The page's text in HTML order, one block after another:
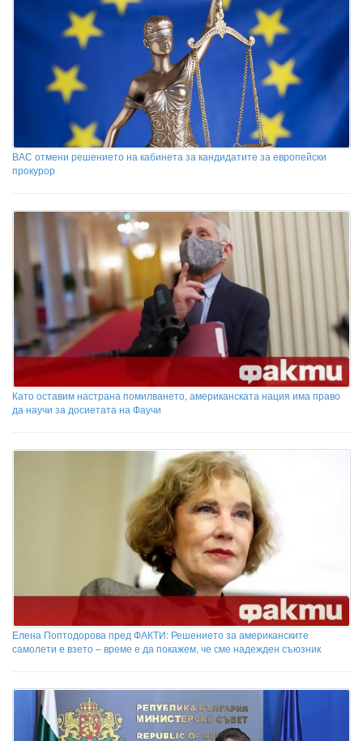
ВАС отмени решението на кабинета за кандидатите за европейски
прокурор
Като оставим настрана помилването, американската нация има право
да научи за досиетата на Фаучи
Елена Поптодорова пред ФАКТИ: Решението за американските
самолети е взето – време е да покажем, че сме надежден съюзник